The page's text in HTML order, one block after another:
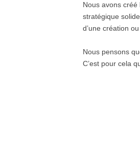
Nous avons
stratégique
d’une création
Nous pensons
C’est pour cela